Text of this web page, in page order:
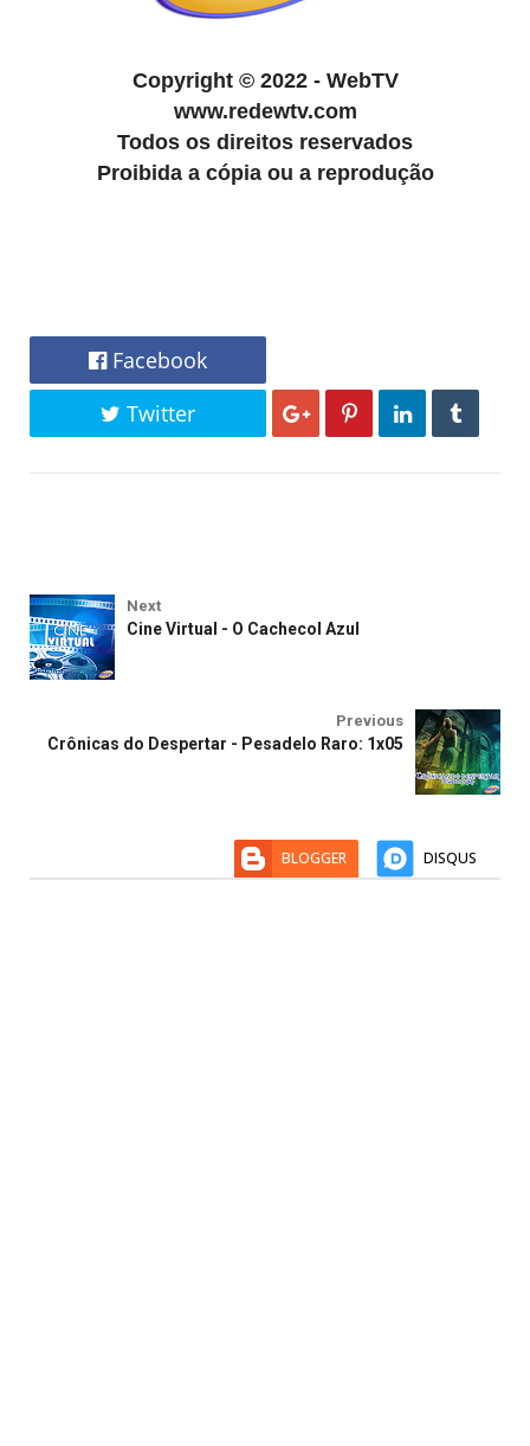
Copyright © 2022 - WebTV
www.redewtv.com
Todos os direitos reservados
Proibida a cópia ou a reprodução
Facebook
Twitter
Next
Cine Virtual - O Cachecol Azul
Previous
Crônicas do Despertar - Pesadelo Raro: 1x05
BLOGGER DISQUS